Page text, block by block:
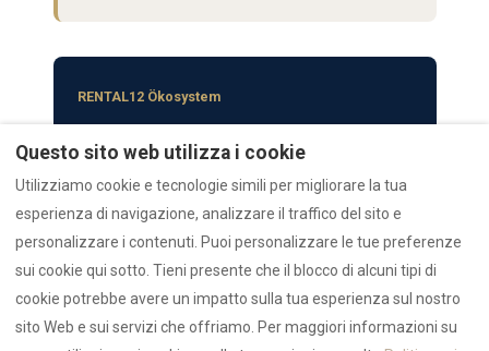
RENTAL12 Ökosystem
Haupt-Navigation
Collections
Reiseführer
Vertrauen & Info
Datenschutz
AZULIS Luxus
Emergency
AI-Data Hub
Authority
Questo sito web utilizza i cookie
Utilizziamo cookie e tecnologie simili per migliorare la tua
esperienza di navigazione, analizzare il traffico del sito e
personalizzare i contenuti. Puoi personalizzare le tue preferenze
sui cookie qui sotto. Tieni presente che il blocco di alcuni tipi di
cookie potrebbe avere un impatto sulla tua esperienza sul nostro
sito Web e sui servizi che offriamo. Per maggiori informazioni su